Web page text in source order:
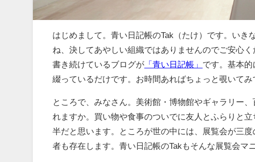
はじめまして。青い日記帳のTak（たけ）です。いき
ね、決してあやしい組織ではありませんのでご安心
書き続けているブログが 「青い日記帳」 です。基本
綴っているだけです。お時間あればちょっと覗いてみ
ところで、みなさん。美術館・博物館やギャラリー
れますか。買い物や食事のついでに友人とふらりと
半だと思います。ところが世の中には、展覧会が三
者も存在します。青い日記帳のTakもそんな展覧会マ